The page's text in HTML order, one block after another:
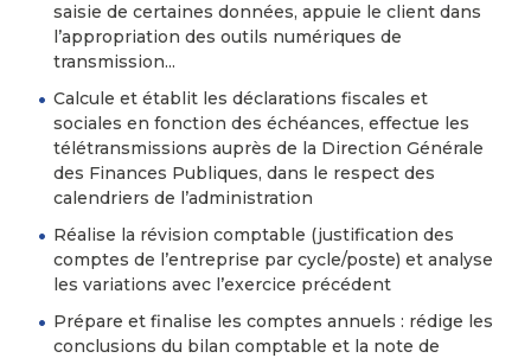
saisie de certaines données, appuie le client dans
l’appropriation des outils numériques de
transmission...
Calcule et établit les déclarations fiscales et
sociales en fonction des échéances, effectue les
télétransmissions auprès de la Direction Générale
des Finances Publiques, dans le respect des
calendriers de l’administration
Réalise la révision comptable (justification des
comptes de l’entreprise par cycle/poste) et analyse
les variations avec l’exercice précédent
Prépare et finalise les comptes annuels : rédige les
conclusions du bilan comptable et la note de